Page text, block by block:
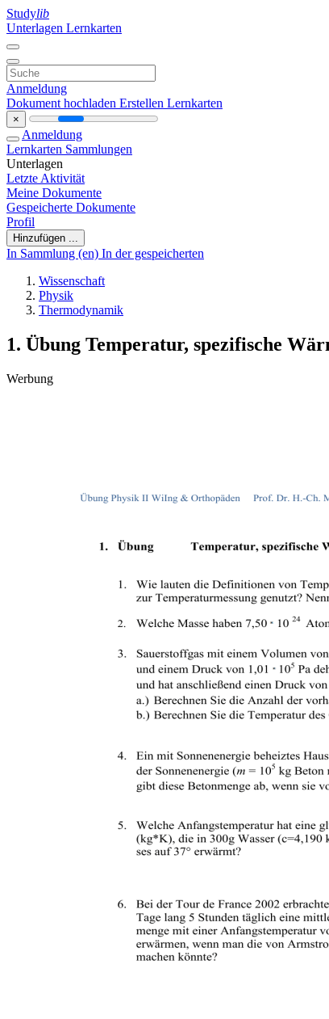
Studylib
Unterlagen Lernkarten
Anmeldung
Dokument hochladen Erstellen Lernkarten
×
Anmeldung
Lernkarten Sammlungen
Unterlagen
Letzte Aktivität
Meine Dokumente
Gespeicherte Dokumente
Profil
Hinzufügen ...
In Sammlung (en) In der gespeicherten
Wissenschaft
Physik
Thermodynamik
1. Übung Temperatur, spezifische
Werbung